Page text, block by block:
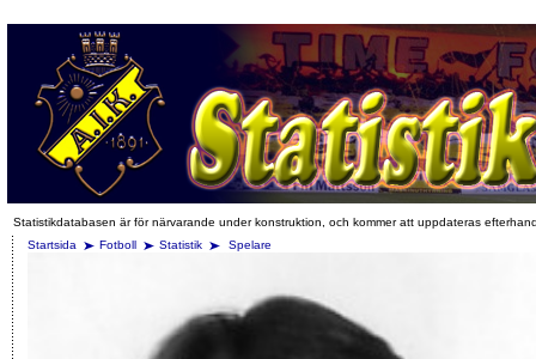
Statistikdatabasen är för närvarande under konstruktion, och kommer att uppdateras
Startsida
Fotboll Statistik Spelare